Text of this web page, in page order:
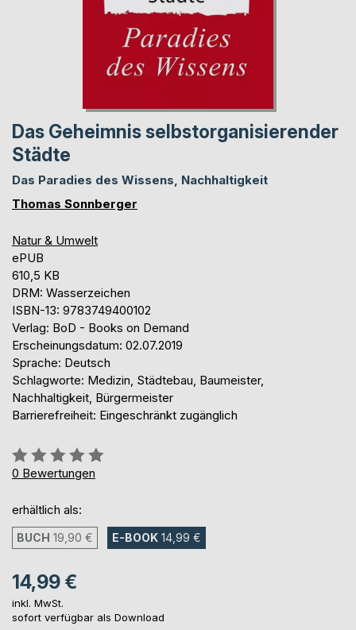
Das Geheimnis selbstorganisierender
Städte
Das Paradies des Wissens, Nachhaltigkeit
Thomas Sonnberger
Natur & Umwelt
ePUB
610,5 KB
DRM: Wasserzeichen
ISBN-13: 9783749400102
Verlag: BoD - Books on Demand
Erscheinungsdatum: 02.07.2019
Sprache: Deutsch
Schlagworte: Medizin, Städtebau, Baumeister,
Nachhaltigkeit, Bürgermeister
Barrierefreiheit: Eingeschränkt zugänglich
Bewertung::
0%
0 Bewertungen
erhältlich als:
BUCH 19,90 € E-BOOK 14,99 €
14,99 €
inkl. MwSt.
sofort verfügbar als Download